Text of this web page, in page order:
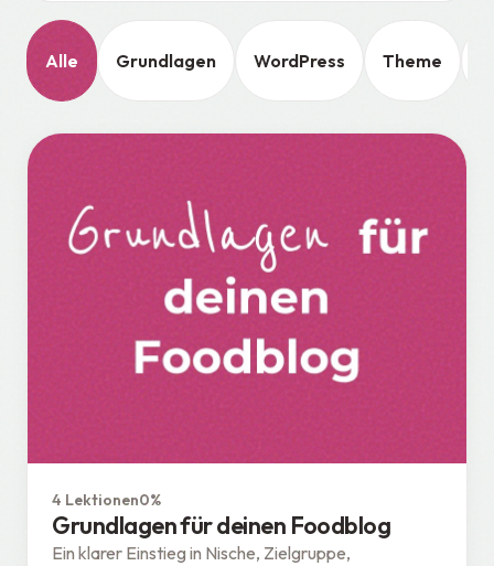
Alle Grundlagen WordPress Theme
4 Lektionen0%
Grundlagen für deinen Foodblog
Ein klarer Einstieg in Nische, Zielgruppe,